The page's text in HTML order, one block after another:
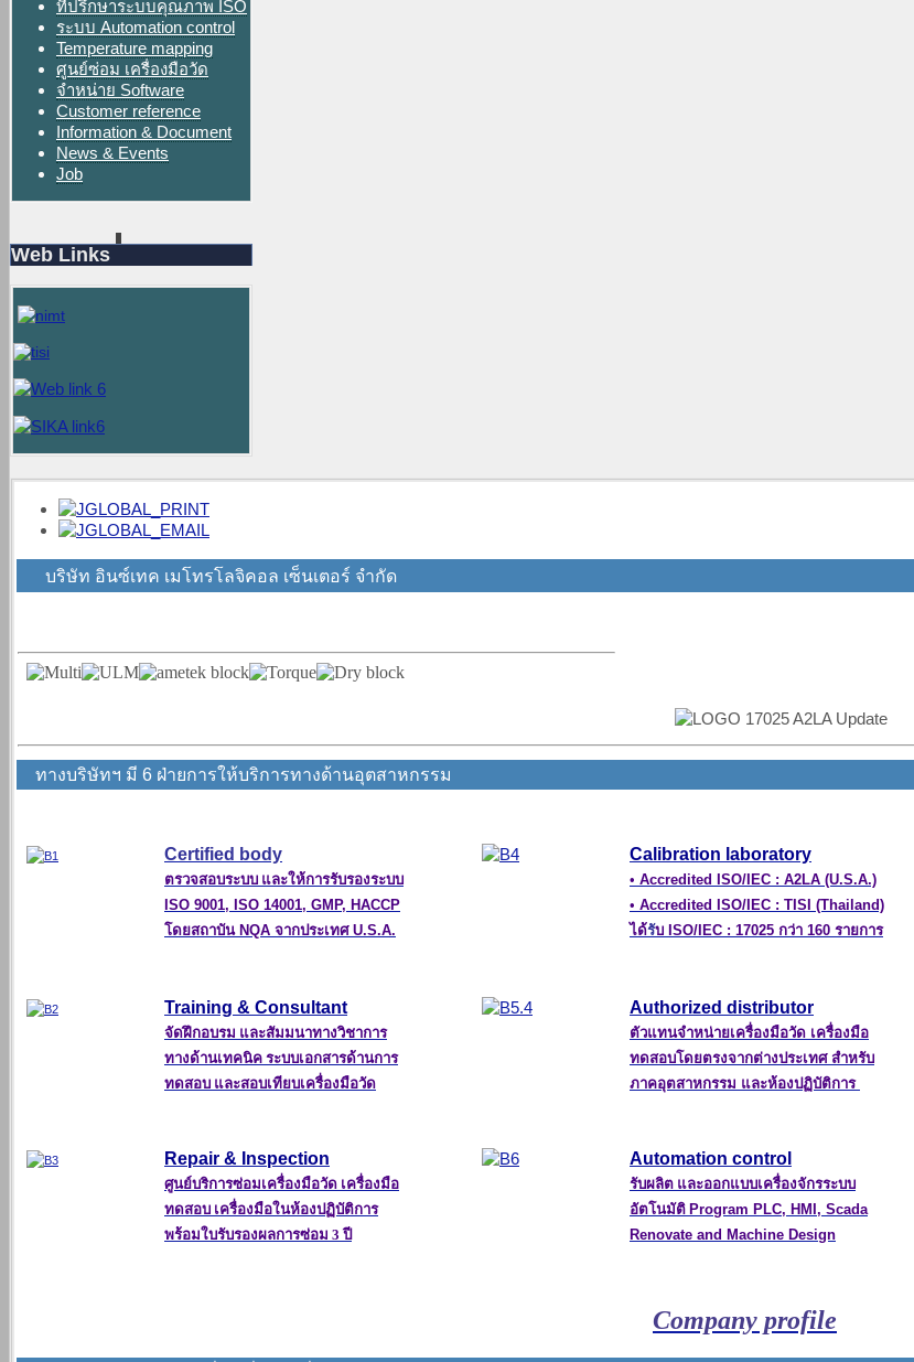
ที่ปรึกษาระบบคุณภาพ ISO
ระบบ Automation control
Temperature mapping
ศูนย์ซ่อม เครื่องมือวัด
จำหน่าย Software
Customer reference
Information & Document
News & Events
Job
Web Links
บริษัท อินซ์เทค เมโทรโลจิคอล เซ็นเตอร์ จำกัด
ทางบริษัทฯ มี 6 ฝ่ายการให้บริการทางด้านอุตสาหกรรม
Certified body
Calibration laboratory
ตรวจสอบระบบ และให้การรับรองระบบ • Accredited ISO/IEC : A2LA (U.S.A.)
ISO 9001, ISO 14001, GMP, HACCP
• Accredited ISO/IEC : TISI (Thailand)
โดยสถาบันNQA จากประเทศU.S.A. ได้รับ ISO/IEC : 17025 กว่า 160 รายการ
Training & Consultant Authorized distributor
จัดฝึกอบรม และสัมมนาทางวิชาการ
ตัวแทนจำหน่ายเครื่องมือวัด เครื่องมือ
ทางด้านเทคนิค ระบบเอกสารด้านการ
ทดสอบโดยตรงจากต่างประเทศ สำหรับ
ทดสอบ และสอบเทียบเครื่องมือวัด
ภาคอุตสาหกรรม และห้องปฏิบัติการ
Repair & Inspection Automation control
ศูนย์บริการซ่อมเครื่องมือวัด เครื่องมือ
รับผลิต และออกแบบเครื่องจักรระบบ
ทดสอบ เครื่องมือในห้องปฏิบัติการ
อัตโนมัติ Program PLC, HMI, Scada
พร้อมใบรับรองผลการซ่อม 3 ปี
Renovate and Machine Design
Company profile